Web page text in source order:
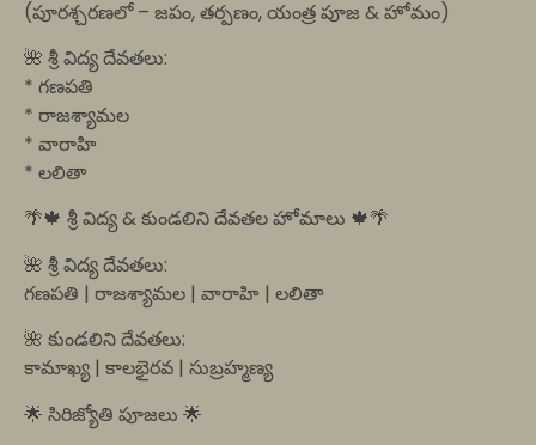
(పూరశ్చరణలో – జపం, తర్పణం, యంత్ర పూజ & హోమం)
🌺 శ్రీ విద్య దేవతలు:
* గణపతి
* రాజశ్యామల
* వారాహి
* లలితా
🌴🍁 శ్రీ విద్య & కుండలిని దేవతల హోమాలు 🍁🌴
🌺 శ్రీ విద్య దేవతలు:
గణపతి | రాజశ్యామల | వారాహి | లలితా
🌺 కుండలిని దేవతలు:
కామాఖ్య | కాలభైరవ | సుబ్రహ్మణ్య
🌟 సిరిజ్యోతి పూజలు 🌟